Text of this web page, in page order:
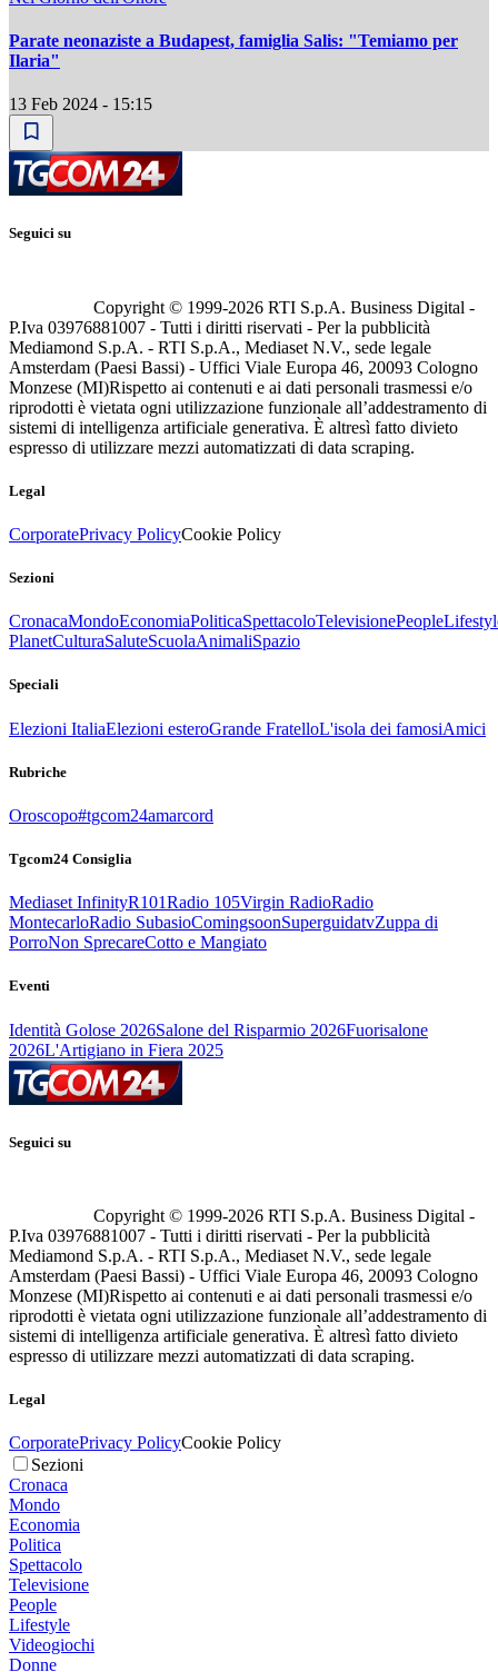
Parate neonaziste a Budapest, famiglia Salis: "Temiamo per
Ilaria"
13 Feb 2024 - 15:15
Seguici su
Copyright © 1999-2026 RTI S.p.A. Business Digital -
P.Iva 03976881007 - Tutti i diritti riservati - Per la pubblicità
Mediamond S.p.A. - RTI S.p.A., Mediaset N.V., sede legale
Amsterdam (Paesi Bassi) - Uffici Viale Europa 46, 20093 Cologno
Monzese (MI)Rispetto ai contenuti e ai dati personali trasmessi e/o
riprodotti è vietata ogni utilizzazione funzionale all’addestramento di
sistemi di intelligenza artificiale generativa. È altresì fatto divieto
espresso di utilizzare mezzi automatizzati di data scraping.
Legal
CorporatePrivacy PolicyCookie Policy
Sezioni
CronacaMondoEconomiaPoliticaSpettacoloTelevisionePeople
PlanetCulturaSaluteScuolaAnimaliSpazio
Speciali
Elezioni ItaliaElezioni esteroGrande FratelloL'isola dei famosiAmici
Rubriche
Oroscopo#tgcom24amarcord
Tgcom24 Consiglia
Mediaset InfinityR101Radio 105Virgin RadioRadio
MontecarloRadio SubasioComingsoonSuperguidatvZuppa di
PorroNon SprecareCotto e Mangiato
Eventi
Identità Golose 2026Salone del Risparmio 2026Fuorisalone
2026L'Artigiano in Fiera 2025
Seguici su
Copyright © 1999-2026 RTI S.p.A. Business Digital -
P.Iva 03976881007 - Tutti i diritti riservati - Per la pubblicità
Mediamond S.p.A. - RTI S.p.A., Mediaset N.V., sede legale
Amsterdam (Paesi Bassi) - Uffici Viale Europa 46, 20093 Cologno
Monzese (MI)Rispetto ai contenuti e ai dati personali trasmessi e/o
riprodotti è vietata ogni utilizzazione funzionale all’addestramento di
sistemi di intelligenza artificiale generativa. È altresì fatto divieto
espresso di utilizzare mezzi automatizzati di data scraping.
Legal
CorporatePrivacy PolicyCookie Policy
Sezioni
Cronaca
Mondo
Economia
Politica
Spettacolo
Televisione
People
Lifestyle
Videogiochi
Donne